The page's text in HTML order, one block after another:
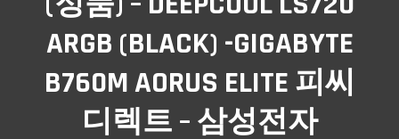
ARGB (BLACK) -GIGABYTE
B760M AORUS ELITE 피씨
디렉트 – 삼성전자